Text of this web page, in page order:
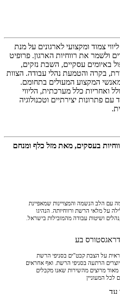
צמוד ומקצועי לארגונים על מנת
ולשמר את רווחיות הארגון. פרופיט
באיומים עסקיים, השבת נזקים,
בקרה והטמעת נהלי עבודה. הצוות
המקצוע המעולים בתחומם.
ואחריות כלל מערכתית, הליווי
עם פתרונות יצירתיים וטכנולוגיה
בעסקים, מאת מזל כלף ומנחם
עם הלב הנשמה והמצויינות שמאפיינת
על מלאי הרשת ורווחיותה. הנהיגו
ושיטות עבודה מהמובילות בישראל.
דראגסטורס בע
על הצבת קבט"ים בסניפי הרשת
הרתעה בסניפי הרשת. ואף אחראים
מאוד מרוצים מהשירות שאנו מקבלים
המעוניין
עד